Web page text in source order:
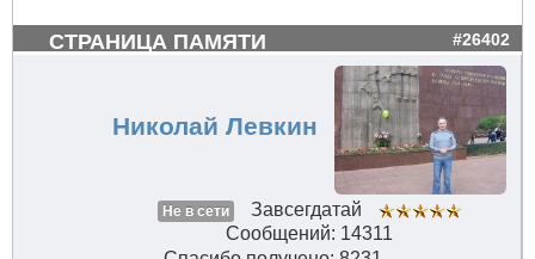
СТРАНИЦА ПАМЯТИ #26402
Николай Левкин
Не в сети
Завсегдатай
Сообщений: 14311